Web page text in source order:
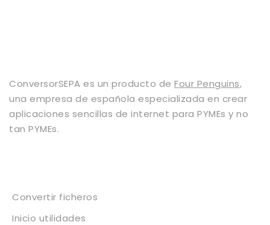
ConversorSEPA es un producto de Four Penguins,
una empresa de española especializada en crear
aplicaciones sencillas de internet para PYMEs y no
tan PYMEs.
Convertir ficheros
Inicio utilidades